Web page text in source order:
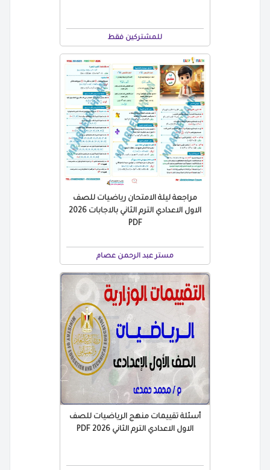
للمشتركين فقط
مراجعة ليلة الامتحان رياضيات للصف
الاول الاعدادي الترم الثاني بالاجابات 2026
PDF
مستر عبد الرحمن عصام
أسئلة تقييمات منهج الرياضيات للصف
الاول الاعدادي الترم الثاني 2026 PDF